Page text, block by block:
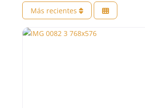
Más recientes